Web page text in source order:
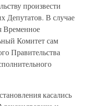
произвести
Депутатов. В случае
Временное
Комитет сам
Правительства
касались